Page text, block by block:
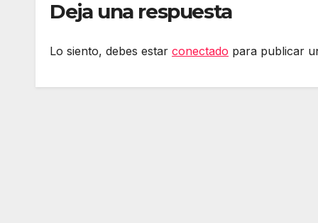
Deja una respuesta
Lo siento, debes estar conectado para publicar